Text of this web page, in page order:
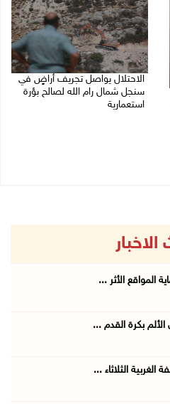
الاحتلال يواصل تجريف أراضٍ في
سنجل شمال رام الله لصالح بؤرة
استعمارية
المواقع الأثر ...
بكرة القدم ...
الثلاثاء ...